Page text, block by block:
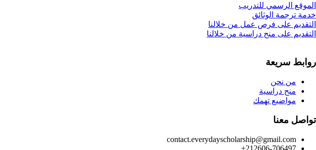
الموقع الرسمي للتدريب
خدمة ترجمة الوثائق
التقديم على فرص عمل من خلالنا
التقديم على منح دراسية من خلالنا
روابط سريعة
من نحن
منح دراسية
مواضيع تهمك
تواصل معنا
contact.everydayscholarship@gmail.com
212606-706497+